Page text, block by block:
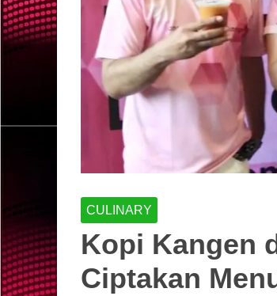
CULINARY
Kopi Kangen
Ciptakan